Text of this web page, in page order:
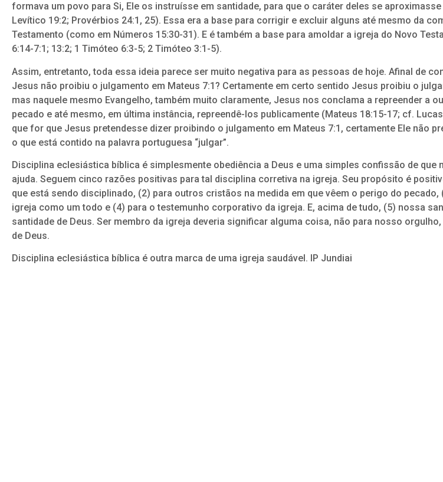
formava um povo para Si, Ele os instruísse em santidade, para que o caráter deles se
Levítico 19:2; Provérbios 24:1, 25). Essa era a base para corrigir e excluir alguns até mesmo da
Testamento (como em Números 15:30-31). E é também a base para amoldar a igreja do Novo
6:14-7:1; 13:2; 1 Timóteo 6:3-5; 2 Timóteo 3:1-5).
Assim, entretanto, toda essa ideia parece ser muito negativa para as pessoas de hoje. Afinal de
Jesus não proibiu o julgamento em Mateus 7:1? Certamente em certo sentido Jesus proibiu o
mas naquele mesmo Evangelho, também muito claramente, Jesus nos conclama a repreender a
pecado e até mesmo, em última instância, repreendê-los publicamente (Mateus 18:15-17; cf.
que for que Jesus pretendesse dizer proibindo o julgamento em Mateus 7:1, certamente Ele não
o que está contido na palavra portuguesa “julgar”.
Disciplina eclesiástica bíblica é simplesmente obediência a Deus e uma simples confissão de que
ajuda. Seguem cinco razões positivas para tal disciplina corretiva na igreja. Seu propósito é
que está sendo disciplinado, (2) para outros cristãos na medida em que vêem o perigo do pecado,
igreja como um todo e (4) para o testemunho corporativo da igreja. E, acima de tudo, (5) nossa
santidade de Deus. Ser membro da igreja deveria significar alguma coisa, não para nosso
de Deus.
Disciplina eclesiástica bíblica é outra marca de uma igreja saudável. IP Jundiai